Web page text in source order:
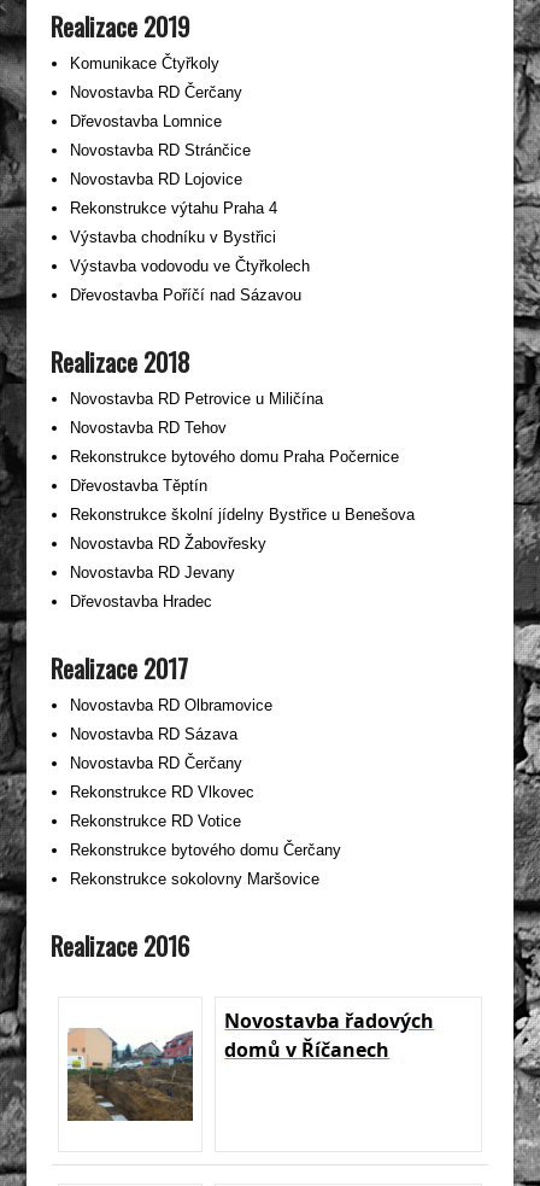
Realizace 2019
Komunikace Čtyřkoly
Novostavba RD Čerčany
Dřevostavba Lomnice
Novostavba RD Stránčice
Novostavba RD Lojovice
Rekonstrukce výtahu Praha 4
Výstavba chodníku v Bystřici
Výstavba vodovodu ve Čtyřkolech
Dřevostavba Poříčí nad Sázavou
Realizace 2018
Novostavba RD Petrovice u Miličína
Novostavba RD Tehov
Rekonstrukce bytového domu Praha Počernice
Dřevostavba Těptín
Rekonstrukce školní jídelny Bystřice u Benešova
Novostavba RD Žabovřesky
Novostavba RD Jevany
Dřevostavba Hradec
Realizace 2017
Novostavba RD Olbramovice
Novostavba RD Sázava
Novostavba RD Čerčany
Rekonstrukce RD Vlkovec
Rekonstrukce RD Votice
Rekonstrukce bytového domu Čerčany
Rekonstrukce sokolovny Maršovice
Realizace 2016
Novostavba řadových
domů v Říčanech